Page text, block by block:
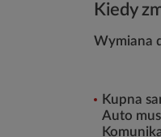
Kiedy
Wymiana
Kupna
Auto